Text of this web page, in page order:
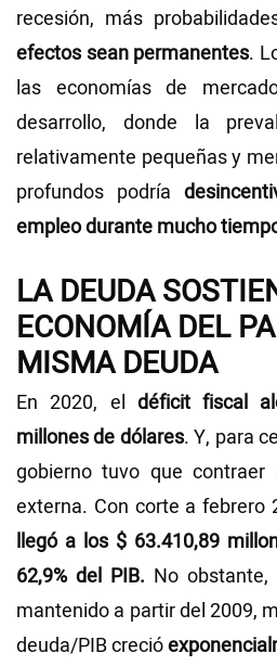
recesión, más
efectos sean permanentes.
las economías de
desarrollo, donde la
relativamente pequeñas y
profundos podría
empleo durante mucho
LA DEUDA
ECONOMÍA DEL
MISMA DEUDA
En 2020, el déficit fiscal
millones de dólares. Y, para
gobierno tuvo que
externa. Con corte a febrero
llegó a los $ 63.410,89
62,9% del PIB. No
mantenido a partir del 2009,
deuda/PIB creció